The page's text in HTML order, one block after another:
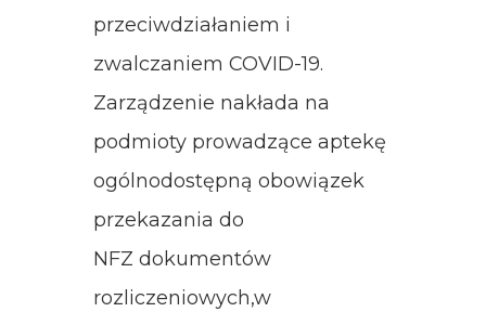
przeciwdziałaniem i
zwalczaniem COVID-19.
Zarządzenie nakłada na
podmioty prowadzące aptekę
ogólnodostępną obowiązek
przekazania do
NFZ dokumentów
rozliczeniowych,w